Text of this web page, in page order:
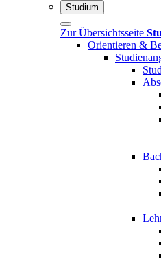
Studium
Zur Übersichtsseite
Orientieren &